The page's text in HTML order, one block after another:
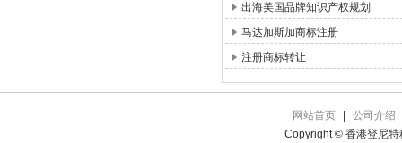
出海美国品牌知识产权规划
马达加斯加商标注册
注册商标转让
网站首页
公司介绍
Copyright © 香港登尼特